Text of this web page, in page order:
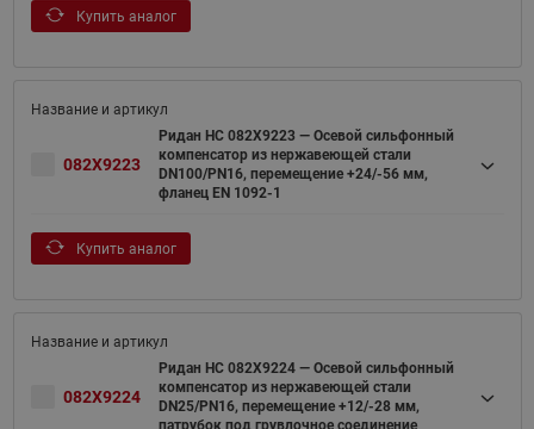
Купить аналог
082X9223
Ридан НС 082X9223 — Осевой сильфонный
компенсатор из нержавеющей стали
DN100/PN16, перемещение +24/-56 мм,
фланец EN 1092-1
Купить аналог
082X9224
Ридан НС 082X9224 — Осевой сильфонный
компенсатор из нержавеющей стали
DN25/PN16, перемещение +12/-28 мм,